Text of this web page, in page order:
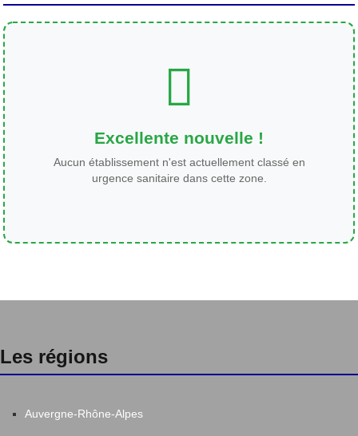
Excellente nouvelle !
Aucun établissement n'est actuellement classé en
urgence sanitaire dans cette zone.
Les régions
Auvergne-Rhône-Alpes